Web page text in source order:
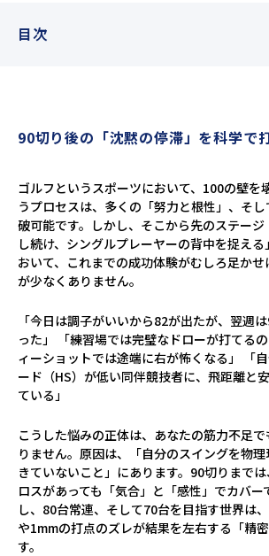
目次
90切り後の「沈黙の停滞」を科学で
ゴルフというスポーツにおいて、100の壁を
うプロセスは、多くの「努力と根性」、そ
破可能です。しかし、そこから先のステージ
し続け、シングルプレーヤーの背中を捉え
おいて、これまでの成功体験がむしろ足かせ
が少なくありません。
「今日は調子がいいから82が出たが、翌週
った」 「練習場では完璧なドローが打てる
ィーショットでは途端に右が怖くなる」 「
ード（HS）が低い同伴競技者に、飛距離と
ている」
こうした悩みの正体は、あなたの筋力不足
りません。原因は、「自分のスイングを物
きていないこと」にあります。90切りまで
ロスがあっても「気合」と「感性」でカバ
し、80台常連、そして70台を目指す世界は
や1mmの打点のズレが結果を左右する「精
す。